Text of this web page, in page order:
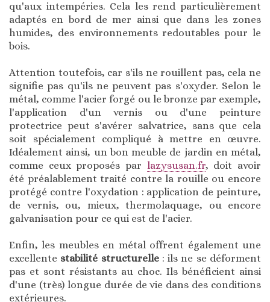
qu'aux intempéries. Cela les rend particulièrement
adaptés en bord de mer ainsi que dans les zones
humides, des environnements redoutables pour le
bois.
Attention toutefois, car s'ils ne rouillent pas, cela ne
signifie pas qu'ils ne peuvent pas s'oxyder. Selon le
métal, comme l'acier forgé ou le bronze par exemple,
l'application d'un vernis ou d'une peinture
protectrice peut s'avérer salvatrice, sans que cela
soit spécialement compliqué à mettre en œuvre.
Idéalement ainsi, un bon meuble de jardin en métal,
comme ceux proposés par lazysusan.fr, doit avoir
été préalablement traité contre la rouille ou encore
protégé contre l'oxydation : application de peinture,
de vernis, ou, mieux, thermolaquage, ou encore
galvanisation pour ce qui est de l'acier.
Enfin, les meubles en métal offrent également une
excellente stabilité structurelle: ils ne se déforment
pas et sont résistants au choc. Ils bénéficient ainsi
d'une (très) longue durée de vie dans des conditions
extérieures.